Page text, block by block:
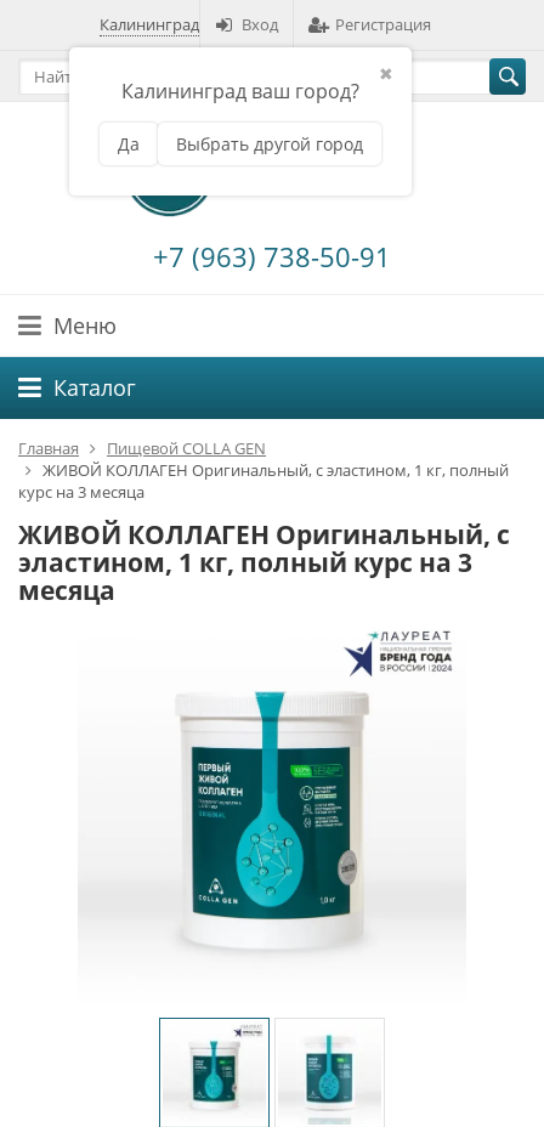
Калининград
✖
Калининград ваш город?
Да Выбрать другой город
Вход Регистрация
+7 (963) 738-50-91
Меню
Каталог
Главная
Пищевой COLLA GEN
ЖИВОЙ КОЛЛАГЕН Оригинальный, с эластином, 1 кг, полный
курс на 3 месяца
ЖИВОЙ КОЛЛАГЕН Оригинальный, с
эластином, 1 кг, полный курс на 3
месяца